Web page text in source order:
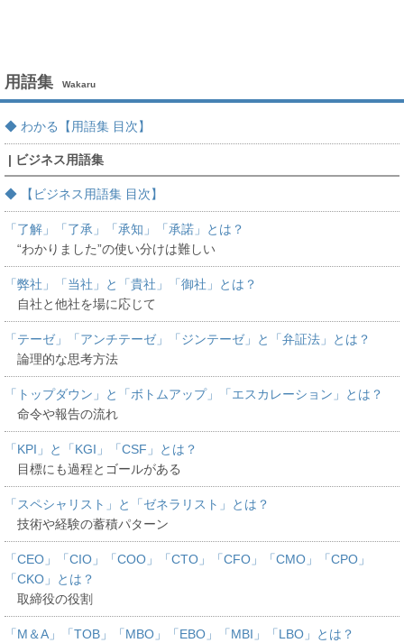
用語集 Wakaru
◆ わかる【用語集 目次】
| ビジネス用語集
◆ 【ビジネス用語集 目次】
「了解」「了承」「承知」「承諾」とは？
“わかりました”の使い分けは難しい
「弊社」「当社」と「貴社」「御社」とは？
自社と他社を場に応じて
「テーゼ」「アンチテーゼ」「ジンテーゼ」と「弁証法」とは？
論理的な思考方法
「トップダウン」と「ボトムアップ」「エスカレーション」とは？
命令や報告の流れ
「KPI」と「KGI」「CSF」とは？
目標にも過程とゴールがある
「スペシャリスト」と「ゼネラリスト」とは？
技術や経験の蓄積パターン
「CEO」「CIO」「COO」「CTO」「CFO」「CMO」「CPO」
「CKO」とは？
取締役の役割
「M＆A」「TOB」「MBO」「EBO」「MBI」「LBO」とは？